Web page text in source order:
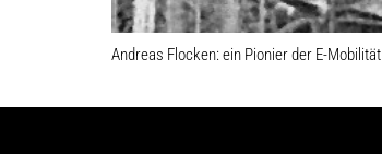
Andreas Flocken: ein Pionier der E-Mobilität